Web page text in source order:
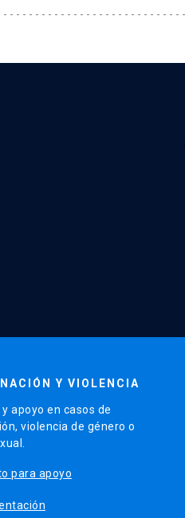
Y VIOLENCIA
apoyo en casos de
violencia de género o
para apoyo